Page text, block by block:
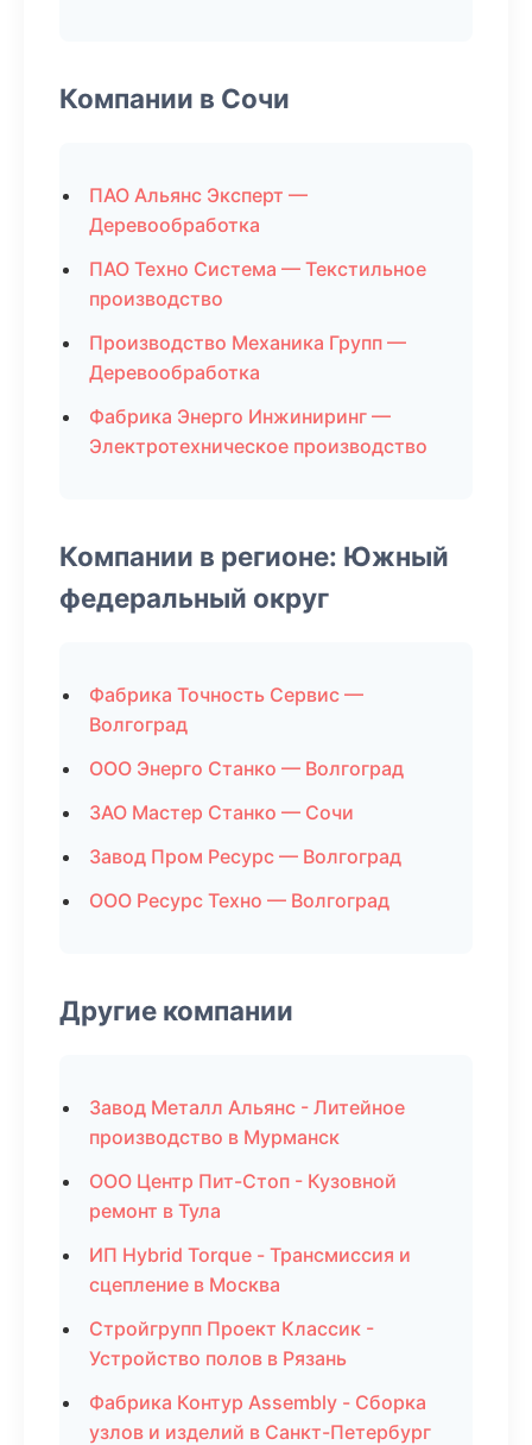
Компании в Сочи
ПАО Альянс Эксперт —
Деревообработка
ПАО Техно Система — Текстильное
производство
Производство Механика Групп —
Деревообработка
Фабрика Энерго Инжиниринг —
Электротехническое производство
Компании в регионе: Южный
федеральный округ
Фабрика Точность Сервис —
Волгоград
ООО Энерго Станко — Волгоград
ЗАО Мастер Станко — Сочи
Завод Пром Ресурс — Волгоград
ООО Ресурс Техно — Волгоград
Другие компании
Завод Металл Альянс - Литейное
производство в Мурманск
ООО Центр Пит-Стоп - Кузовной
ремонт в Тула
ИП Hybrid Torque - Трансмиссия и
сцепление в Москва
Стройгрупп Проект Классик -
Устройство полов в Рязань
Фабрика Контур Assembly - Сборка
узлов и изделий в Санкт-Петербург